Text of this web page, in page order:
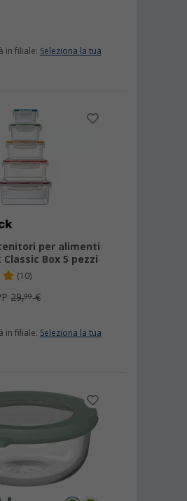
in filiale: Seleziona la tua
per alimenti
Classic Box 5 pezzi
(10)
29,99€
in filiale: Seleziona la tua